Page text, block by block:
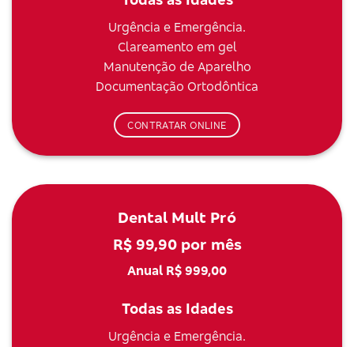
Urgência e Emergência.
Clareamento em gel
Manutenção de Aparelho
Documentação Ortodôntica
CONTRATAR ONLINE
Dental Mult Pró
R$ 99,90 por mês
Anual R$ 999,00
Todas as Idades
Urgência e Emergência.